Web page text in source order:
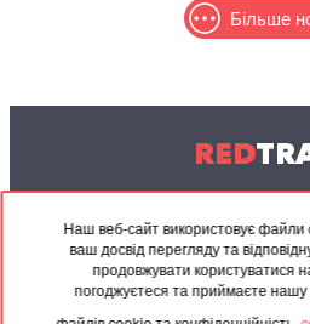
Наш веб-сайт використовує
ваш досвід перегляду та
продовжувати користуватися
погоджуєтеся та приймаєте нашу
Більше
RED
© 2004-2026
Співпраця
Партнерські